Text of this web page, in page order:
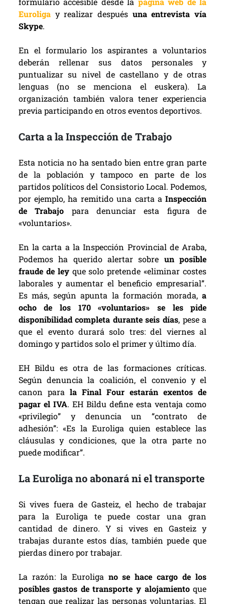
Euroligay realizar después una entrevista vía
Skype.
En el formulario los aspirantes a voluntarios
deberán rellenar sus datos personales y
puntualizar su nivel de castellano y de otras
lenguas (no se menciona el euskera). La
organización también valora tener experiencia
previa participando en otros eventos deportivos.
Carta a la Inspección de Trabajo
Esta noticia no ha sentado bien entre gran parte
de la población y tampoco en parte de los
partidos políticos del Consistorio Local. Podemos,
por ejemplo, ha remitido una carta aInspección
de Trabajo para denunciar esta figura de
«voluntarios».
En la carta a la Inspección Provincial de Araba,
Podemos ha querido alertar sobre un posible
fraude de leyque solo pretende «eliminar costes
laborales y aumentar el beneficio empresarial”.
Es más, según apunta la formación morada,a
ocho de los 170 «voluntarios» se les pide
disponibilidad completa durante seis días, pese a
que el evento durará solo tres: del viernes al
domingo y partidos solo el primer y último día.
EH Bildu es otra de las formaciones críticas.
Según denuncia la coalición, el convenio y el
canon para la Final Four estarán exentos de
pagar el IVA. EH Bildu define esta ventaja como
«privilegio” y denuncia un “contrato de
adhesión”: «Es la Euroliga quien establece las
cláusulas y condiciones, que la otra parte no
puede modificar”.
La Euroliga no abonará ni el transporte
Si vives fuera de Gasteiz, el hecho de trabajar
para la Euroliga te puede costar una gran
cantidad de dinero. Y si vives en Gasteiz y
trabajas durante estos días, también puede que
pierdas dinero por trabajar.
La razón: la Euroliga no se hace cargo de los
posibles gastos de transporte y alojamientoque
tengan que realizar las personas voluntarias. El